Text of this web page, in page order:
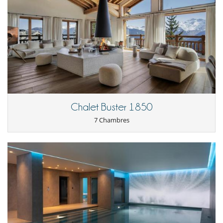
Personnel & Services
Vous bénéficierez d'un service de conciergerie exceptionnel, d'un
minibus dédié et d'un chauffeur.
Le prix comprend :
- Service de minibus privé*
- Service d'ajustement des skis et des chaussures dans le chalet
- Petit-déjeuner fraîchement préparé, thé l'après-midi tous les jours
- Canapés avant le dîner suivis de magnifiques dîners préparés par
votre chef (5 nuits)
- Champagne à volonté à tout moment
- Vins fins en bouteille provenant de châteaux et de domaines
- Votre forfait de remontées mécaniques vous attend à votre arrivée
- Changement des serviettes en milieu de semaine
- Couettes en duvet d'oie
- Deux oreillers pour chaque client
- Peignoirs et chaussons de luxe
- Articles de toilette L'Occitane
- Fleurs fraîches et magazines
- Bar gratuit avec vin, bière, spiritueux et boissons non alcoolisées
- Service de blanchisserie personnel
- Toute demande de modification et d'annulation doit être adressée
par email
- Les conditions d'annulation s'appliquent en référence à l'heure locale
de la maison
- L'acompte de réservation n'est jamais remboursé en cas
d'annulation.
- Annulation à moins de
56 Jours avant l'arrivée :40 %du montant
total de la réservation est dû à Villanovo.
- Annulation à moins de42 Jours avant l'arrivée :50 %du montant
total de la réservation est dû à Villanovo.
total de la réservation est dû à Villanovo.
Chalet Buster 1850
7 Chambres